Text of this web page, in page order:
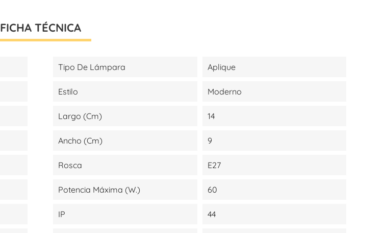
FICHA TÉCNICA
Tipo De Lámpara Aplique
Estilo Moderno
Largo (cm) 14
Ancho (cm) 9
Rosca E27
Potencia Máxima (W.) 60
IP 44